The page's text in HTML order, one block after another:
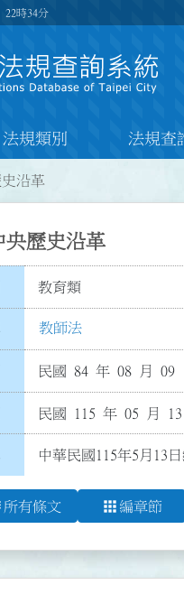
22時34分
法規類別 法規查
沿革
央歷史沿革
教育類
教師法
民國 84 年 08 月 09
民國 115 年 05 月
中華民國115年5月13
所有條文 apps 編章節